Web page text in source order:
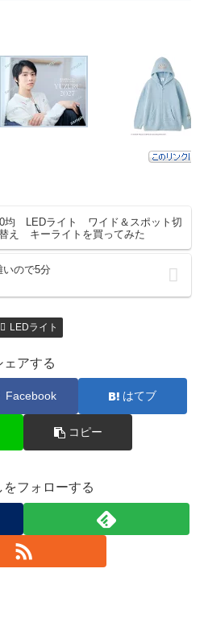
均 LEDライト ワイド＆スポット切
え キーライトを買ってみた
いので5分
LEDライト
ェアする
Facebook はてブ
コピー
をフォローする